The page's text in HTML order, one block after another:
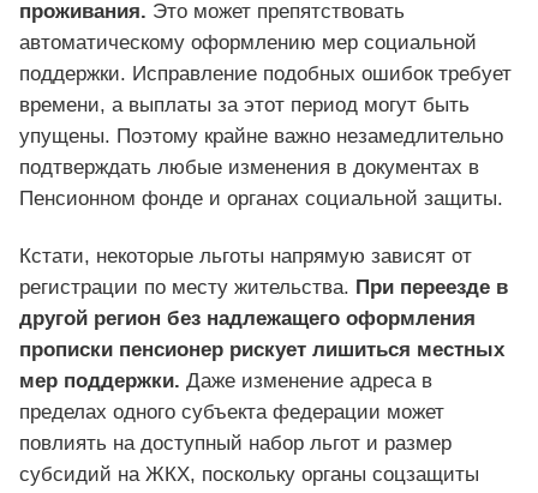
проживания. Это может препятствовать
автоматическому оформлению мер социальной
поддержки. Исправление подобных ошибок требует
времени, а выплаты за этот период могут быть
упущены. Поэтому крайне важно незамедлительно
подтверждать любые изменения в документах в
Пенсионном фонде и органах социальной защиты.
Кстати, некоторые льготы напрямую зависят от
регистрации по месту жительства. При переезде в
другой регион без надлежащего оформления
прописки пенсионер рискует лишиться местных
мер поддержки. Даже изменение адреса в
пределах одного субъекта федерации может
повлиять на доступный набор льгот и размер
субсидий на ЖКХ, поскольку органы соцзащиты